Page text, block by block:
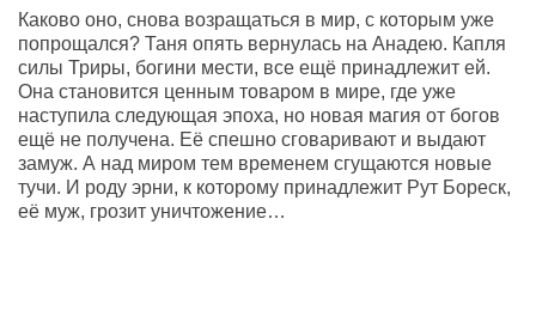
Каково оно, снова возращаться в мир, с которым уже
попрощался? Таня опять вернулась на Анадею. Капля
силы Триры, богини мести, все ещё принадлежит ей.
Она становится ценным товаром в мире, где уже
наступила следующая эпоха, но новая магия от богов
ещё не получена. Её спешно сговаривают и выдают
замуж. А над миром тем временем сгущаются новые
тучи. И роду эрни, к которому принадлежит Рут Бореск,
её муж, грозит уничтожение…